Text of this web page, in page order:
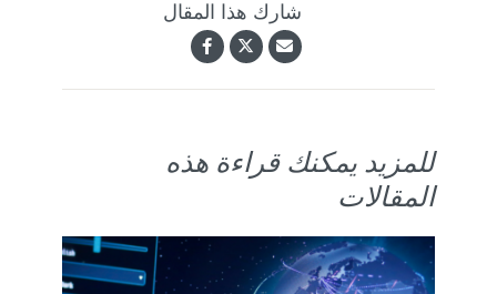
شارك هذا المقال
للمزيد يمكنك قراءة هذه
المقالات